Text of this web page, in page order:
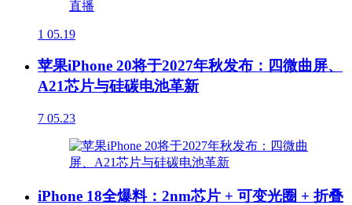
1 05.19
苹果iPhone 20将于2027年秋发布：四微曲屏、
A21芯片与硅碳电池革新
7 05.23
iPhone 18全爆料：2nm芯片 + 可变光圈 + 折叠